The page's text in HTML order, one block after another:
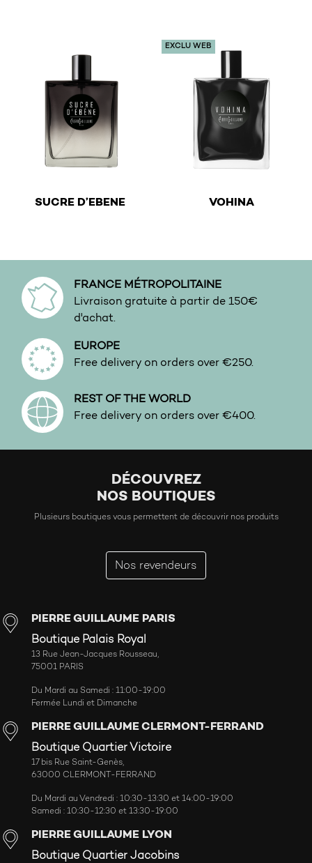
SUCRE D’EBENE
EXCLU WEB
VOHINA
FRANCE MÉTROPOLITAINE
Livraison gratuite à partir de 150€
d'achat.
EUROPE
Free delivery on orders over €250.
REST OF THE WORLD
Free delivery on orders over €400.
DÉCOUVREZ
NOS BOUTIQUES
Plusieurs boutiques vous permettent de découvrir nos produits
Nos revendeurs
PIERRE GUILLAUME PARIS
Boutique Palais Royal
13 Rue Jean-Jacques Rousseau,
75001 PARIS
Du Mardi au Samedi : 11:00-19:00
Fermée Lundi et Dimanche
PIERRE GUILLAUME CLERMONT-FERRAND
Boutique Quartier Victoire
17 bis Rue Saint-Genès,
63000 CLERMONT-FERRAND
Du Mardi au Vendredi : 10:30-13:30 et 14:00-19:00
Samedi : 10:30-12:30 et 13:30-19:00
PIERRE GUILLAUME LYON
Boutique Quartier Jacobins